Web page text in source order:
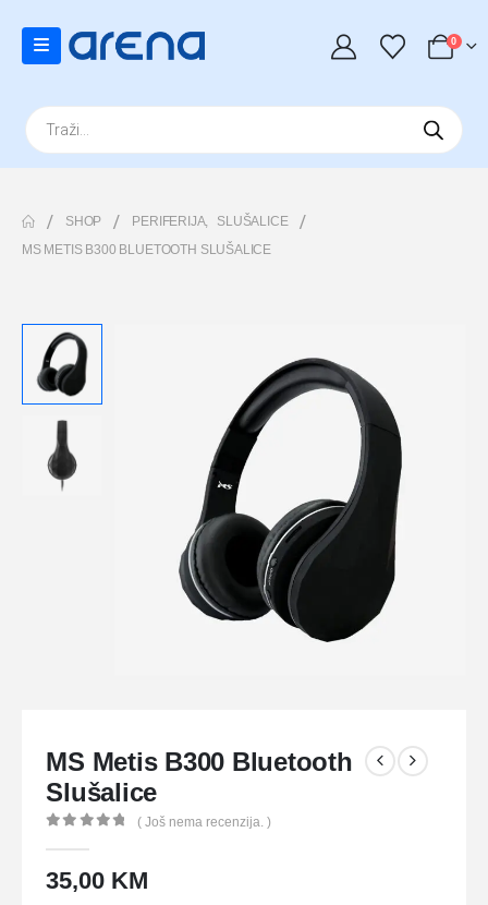
0
Products
search
SHOP PERIFERIJA,
SLUŠALICE
MS METIS B300 BLUETOOTH SLUŠALICE
MS Metis B300 Bluetooth
Slušalice
( Još nema recenzija. )
35,00 KM